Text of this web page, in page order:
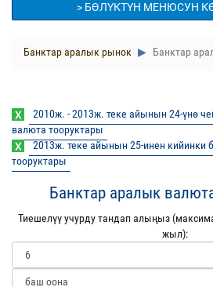
> БӨЛҮКТҮН МЕНЮСУН
Банктар аралык рынок Банктар
2010ж. - 2013ж. теке айынын 24-үнө
валюта тооруктары
2013ж. теке айынын 25-инен кийинки
тооруктары
Банктар аралык
Тиешелүү учурду тандап алыңыз
жыл):